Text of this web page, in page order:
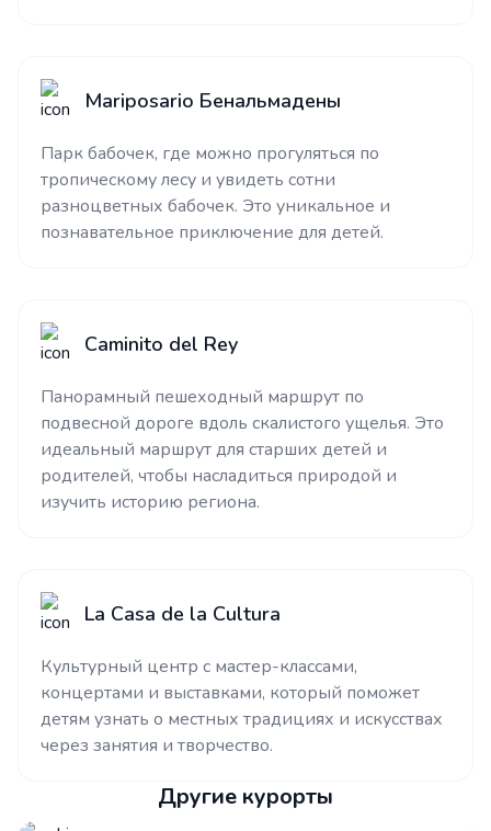
Mariposario Бенальмадены
Парк бабочек, где можно прогуляться по
тропическому лесу и увидеть сотни
разноцветных бабочек. Это уникальное и
познавательное приключение для детей.
Caminito del Rey
Панорамный пешеходный маршрут по
подвесной дороге вдоль скалистого ущелья. Это
идеальный маршрут для старших детей и
родителей, чтобы насладиться природой и
изучить историю региона.
La Casa de la Cultura
Культурный центр с мастер-классами,
концертами и выставками, который поможет
детям узнать о местных традициях и искусствах
через занятия и творчество.
Другие курорты